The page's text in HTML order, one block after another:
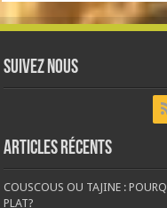
Suivez nous
Articles récents
COUSCOUS OU TAJINE :
PLAT?